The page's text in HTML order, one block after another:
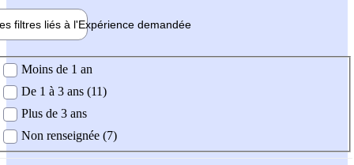
filtres liés à l'Expérience demandée
demandée
Moins de 1 an
De 1 à 3 ans (11)
Plus de 3 ans
Non renseignée (7)